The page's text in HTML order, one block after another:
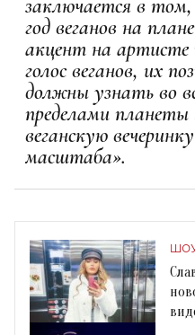
заключается в
год веганов на
акцент на артисте
голос веганов, их
должны узнать во
пределами
веганскую
масштаба».